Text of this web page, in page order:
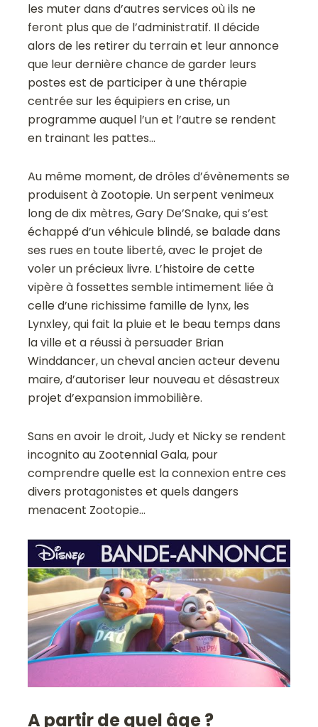
les muter dans d’autres services où ils ne
feront plus que de l’administratif. Il décide
alors de les retirer du terrain et leur annonce
que leur dernière chance de garder leurs
postes est de participer à une thérapie
centrée sur les équipiers en crise, un
programme auquel l’un et l’autre se rendent
en trainant les pattes…
Au même moment, de drôles d’évènements se
produisent à Zootopie. Un serpent venimeux
long de dix mètres, Gary De’Snake, qui s’est
échappé d’un véhicule blindé, se balade dans
ses rues en toute liberté, avec le projet de
voler un précieux livre. L’histoire de cette
vipère à fossettes semble intimement liée à
celle d’une richissime famille de lynx, les
Lynxley, qui fait la pluie et le beau temps dans
la ville et a réussi à persuader Brian
Winddancer, un cheval ancien acteur devenu
maire, d’autoriser leur nouveau et désastreux
projet d’expansion immobilière.
Sans en avoir le droit, Judy et Nicky se rendent
incognito au Zootennial Gala, pour
comprendre quelle est la connexion entre ces
divers protagonistes et quels dangers
menacent Zootopie…
A partir de quel âge ?